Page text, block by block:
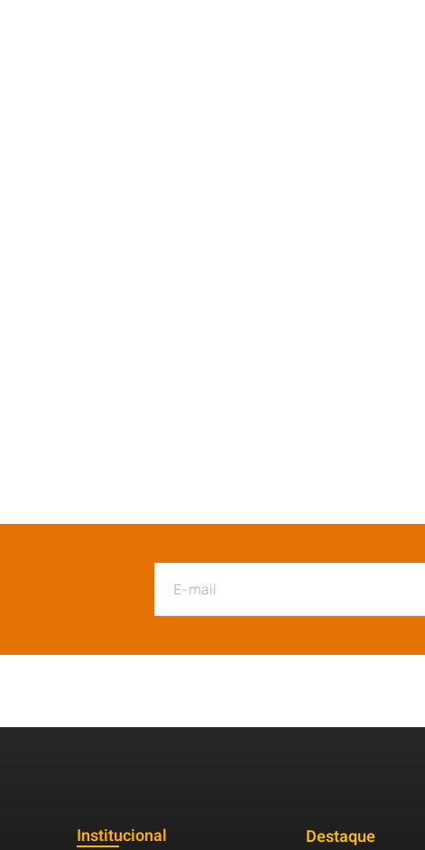
Institucional Destaque